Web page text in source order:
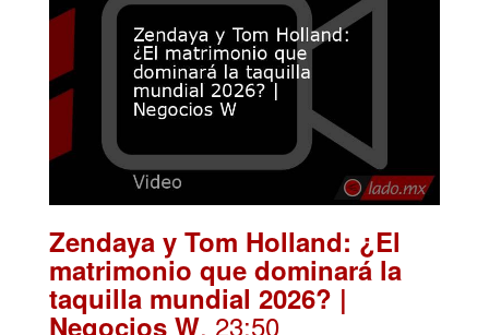
Zendaya y Tom Holland: ¿El
matrimonio que dominará la
taquilla mundial 2026? |
Negocios W. 23:50